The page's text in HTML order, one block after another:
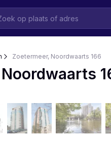
Zoetermeer, Noordwaarts 166